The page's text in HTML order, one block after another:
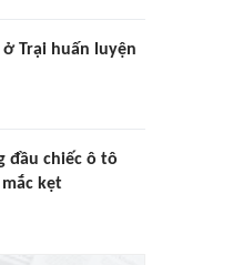
Trại huấn luyện
đầu chiếc ô tô
kẹt